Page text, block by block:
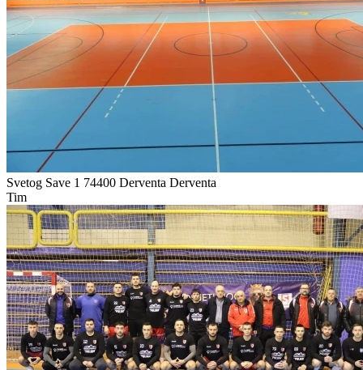
Svetog Save 1 74400 Derventa Derventa
Tim